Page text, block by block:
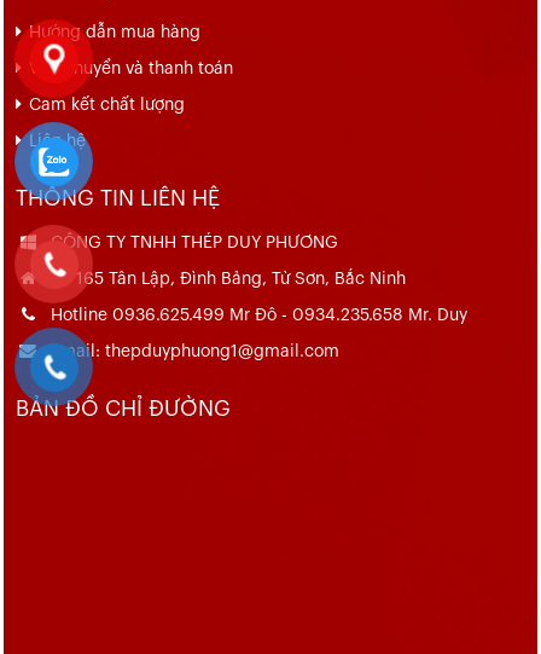
Hướng dẫn mua hàng
Vận chuyển và thanh toán
Cam kết chất lượng
Liên hệ
THÔNG TIN LIÊN HỆ
CÔNG TY TNHH THÉP DUY PHƯƠNG
Số 165 Tân Lập, Đình Bảng, Từ Sơn, Bắc Ninh
Hotline 0936.625.499 Mr Đô - 0934.235.658 Mr. Duy
Email: thepduyphuong1@gmail.com
BẢN ĐỒ CHỈ ĐƯỜNG